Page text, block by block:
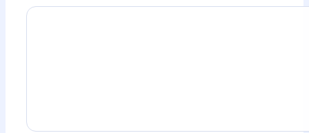
Kommentar